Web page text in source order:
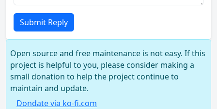
Submit Reply
Open source and free maintenance is not easy. If this
project is helpful to you, please consider making a
small donation to help the project continue to
maintain and update.
Dondate via ko-fi.com